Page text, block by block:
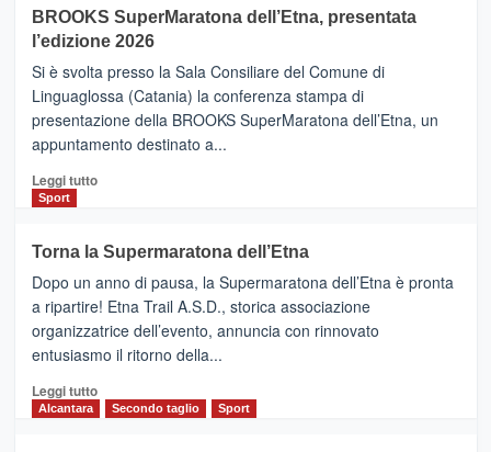
con
la
Al
via
i
collegamenti
BROOKS SuperMaratona dell’Etna, presentata
l’edizione 2026
Si è svolta presso la Sala Consiliare del Comune di
Linguaglossa (Catania) la conferenza stampa di
presentazione della BROOKS SuperMaratona dell’Etna, un
appuntamento destinato a...
Leggi tuttoLeggi
BROOKS
SuperMaratona
dell’Etna,
presentata
l’edizione
2026
Sport
Torna la Supermaratona dell’Etna
Dopo un anno di pausa, la Supermaratona dell’Etna è pronta
a ripartire! Etna Trail A.S.D., storica associazione
organizzatrice dell’evento, annuncia con rinnovato
entusiasmo il ritorno della...
Leggi tuttoLeggi
Alcantara Secondo taglio Sport